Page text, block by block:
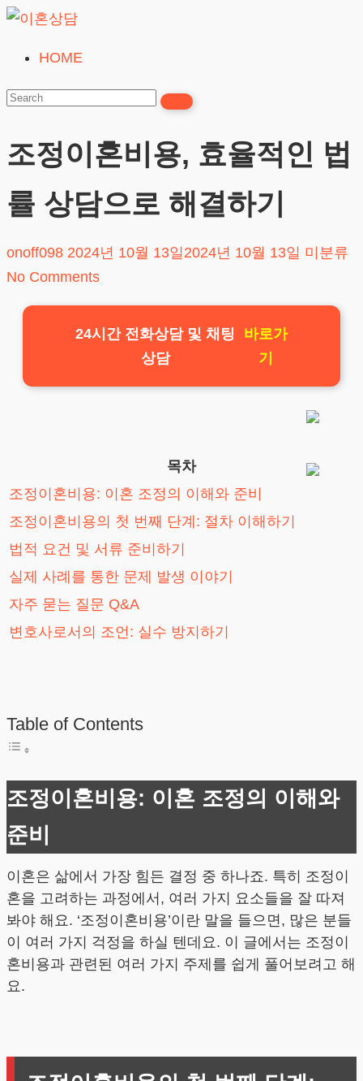
Skip
content
혼
담
HOME
조정이혼비용, 효율적인 법
률 상담으로 해결하기
onoff098 2024년 10월 13일 2024년 10월 13일 미분류
No Comments
24시간 전화상담 및 채팅
상담
바로가
기
목차
조정이혼비용: 이혼 조정의 이해와 준비
조정이혼비용의 첫 번째 단계: 절차 이해하기
법적 요건 및 서류 준비하기
실제 사례를 통한 문제 발생 이야기
자주 묻는 질문 Q&A
변호사로서의 조언: 실수 방지하기
Table of Contents
조정이혼비용: 이혼 조정의 이해와
준비
이혼은 삶에서 가장 힘든 결정 중 하나죠. 특히 조정이
혼을 고려하는 과정에서, 여러 가지 요소들을 잘 따져
봐야 해요. ‘조정이혼비용’이란 말을 들으면, 많은 분들
이 여러 가지 걱정을 하실 텐데요. 이 글에서는 조정이
혼비용과 관련된 여러 가지 주제를 쉽게 풀어보려고 해
요.